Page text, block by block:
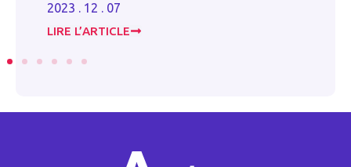
2023 . 12 . 07
LIRE L’ARTICLE